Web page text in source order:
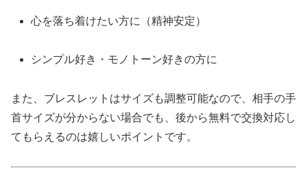
心を落ち着けたい方に（精神安定）
シンプル好き・モノトーン好きの方に
また、ブレスレットはサイズも調整可能なので、相手の手
首サイズが分からない場合でも、後から無料で交換対応し
てもらえるのは嬉しいポイントです。